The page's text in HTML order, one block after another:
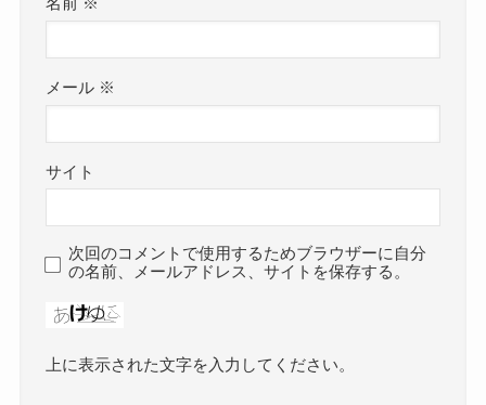
メール ※
サイト
次回のコメントで使用するためブラウザーに自分
の名前、メールアドレス、サイトを保存する。
上に表示された文字を入力してください。